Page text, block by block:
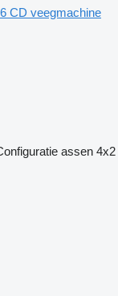
CD veegmachine
assen 4x2